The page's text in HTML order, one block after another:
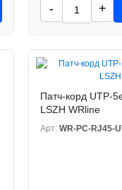
- +
Патч-корд UTP-
LSZH WRline
Арт: WR-PC-RJ45-